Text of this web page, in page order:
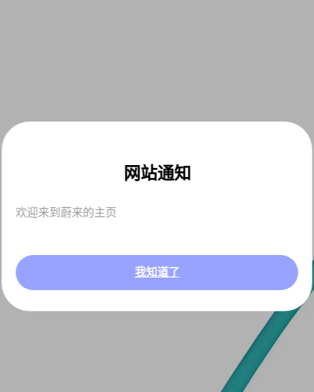
网站通知
欢迎来到蔚来的主页
我知道了